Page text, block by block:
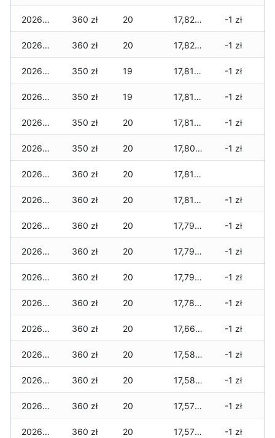
2026-07-14 360 zł 20 17,820 zł -1 zł
2026-07-13 360 zł 20 17,820 zł -1 zł
2026-07-12 350 zł 19 17,810 zł -1 zł
2026-07-11 350 zł 19 17,810 zł -1 zł
2026-07-10 350 zł 20 17,810 zł -1 zł
2026-07-09 350 zł 20 17,805 zł -1 zł
2026-07-08 360 zł 20 17,815 zł
2026-07-07 360 zł 20 17,815 zł -1 zł
2026-07-06 360 zł 20 17,790 zł -1 zł
2026-07-05 360 zł 20 17,790 zł -1 zł
2026-07-04 360 zł 20 17,790 zł -1 zł
2026-07-03 360 zł 20 17,785 zł -1 zł
2026-07-02 360 zł 20 17,665 zł -1 zł
2026-07-01 360 zł 20 17,585 zł -1 zł
2026-06-30 360 zł 20 17,585 zł -1 zł
2026-06-28 360 zł 20 17,570 zł -1 zł
2026-06-27 360 zł 20 17,570 zł -1 zł